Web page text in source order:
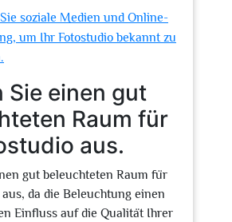
soziale Medien und Online-
um Ihr Fotostudio bekannt zu
Sie einen gut
Raum für
aus.
gut beleuchteten Raum für
da die Beleuchtung einen
Einfluss auf die Qualität Ihrer